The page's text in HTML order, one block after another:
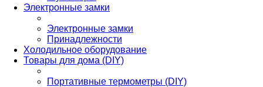
Электронные замки
Электронные замки
Принадлежности
Холодильное оборудование
Товары для дома (DIY)
Портативные термометры (DIY)